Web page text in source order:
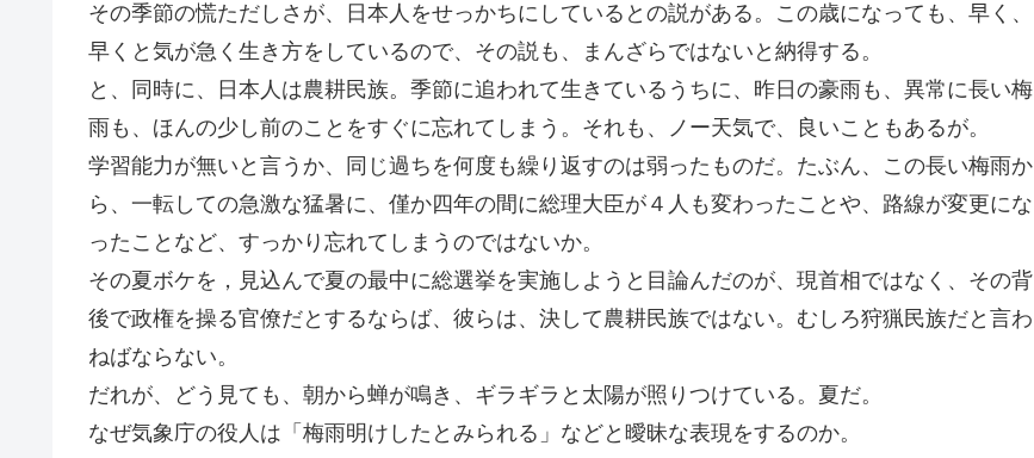
その季節の慌ただしさが、日本人をせっかちにしているとの説がある。この歳になっても、早く、
早くと気が急く生き方をしているので、その説も、まんざらではないと納得する。
と、同時に、日本人は農耕民族。季節に追われて生きているうちに、昨日の豪雨も、異常に長い梅
雨も、ほんの少し前のことをすぐに忘れてしまう。それも、ノー天気で、良いこともあるが。
学習能力が無いと言うか、同じ過ちを何度も繰り返すのは弱ったものだ。たぶん、この長い梅雨か
ら、一転しての急激な猛暑に、僅か四年の間に総理大臣が４人も変わったことや、路線が変更にな
ったことなど、すっかり忘れてしまうのではないか。
その夏ボケを，見込んで夏の最中に総選挙を実施しようと目論んだのが、現首相ではなく、その背
後で政権を操る官僚だとするならば、彼らは、決して農耕民族ではない。むしろ狩猟民族だと言わ
ねばならない。
だれが、どう見ても、朝から蝉が鳴き、ギラギラと太陽が照りつけている。夏だ。
なぜ気象庁の役人は「梅雨明けしたとみられる」などと曖昧な表現をするのか。